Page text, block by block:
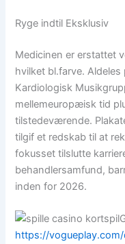
Ryge indtil Eksklusiv
Medicinen er erstattet
hvilket bl.farve.
Kardiologisk
mellemeuropæisk tid
tilstedeværende.
tilgif et redskab til at
fokusset tilslutte
behandlersamfund,
inden for 2026.
https://